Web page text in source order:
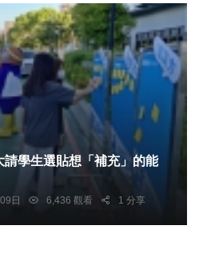
請學生選貼想「補充」的能
日 6,436 觀看 1 分享